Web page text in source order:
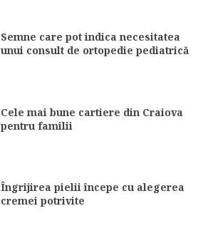
Semne care pot indica necesitatea
unui consult de ortopedie pediatrică
Cele mai bune cartiere din Craiova
pentru familii
Îngrijirea pielii începe cu alegerea
cremei potrivite